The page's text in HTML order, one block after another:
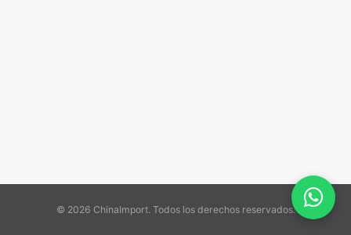
© 2026 ChinaImport. Todos los derechos reservados.